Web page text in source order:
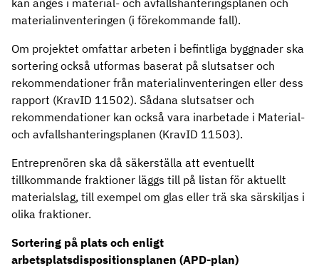
kan anges i material- och avfallshanteringsplanen och
materialinventeringen (i förekommande fall).
Om projektet omfattar arbeten i befintliga byggnader ska
sortering också utformas baserat på slutsatser och
rekommendationer från materialinventeringen eller dess
rapport (KravID 11502). Sådana slutsatser och
rekommendationer kan också vara inarbetade i Material-
och avfallshanteringsplanen (KravID 11503).
Entreprenören ska då säkerställa att eventuellt
tillkommande fraktioner läggs till på listan för aktuellt
materialslag, till exempel om glas eller trä ska särskiljas i
olika fraktioner.
Sortering på plats och enligt
arbetsplatsdispositionsplanen (APD-plan)